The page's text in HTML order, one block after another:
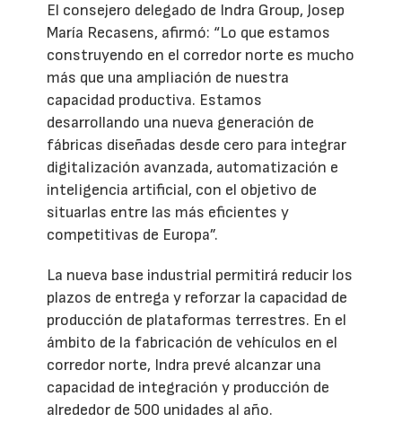
El consejero delegado de Indra Group, Josep
María Recasens, afirmó: “Lo que estamos
construyendo en el corredor norte es mucho
más que una ampliación de nuestra
capacidad productiva. Estamos
desarrollando una nueva generación de
fábricas diseñadas desde cero para integrar
digitalización avanzada, automatización e
inteligencia artificial, con el objetivo de
situarlas entre las más eficientes y
competitivas de Europa”.
La nueva base industrial permitirá reducir los
plazos de entrega y reforzar la capacidad de
producción de plataformas terrestres. En el
ámbito de la fabricación de vehículos en el
corredor norte, Indra prevé alcanzar una
capacidad de integración y producción de
alrededor de 500 unidades al año.